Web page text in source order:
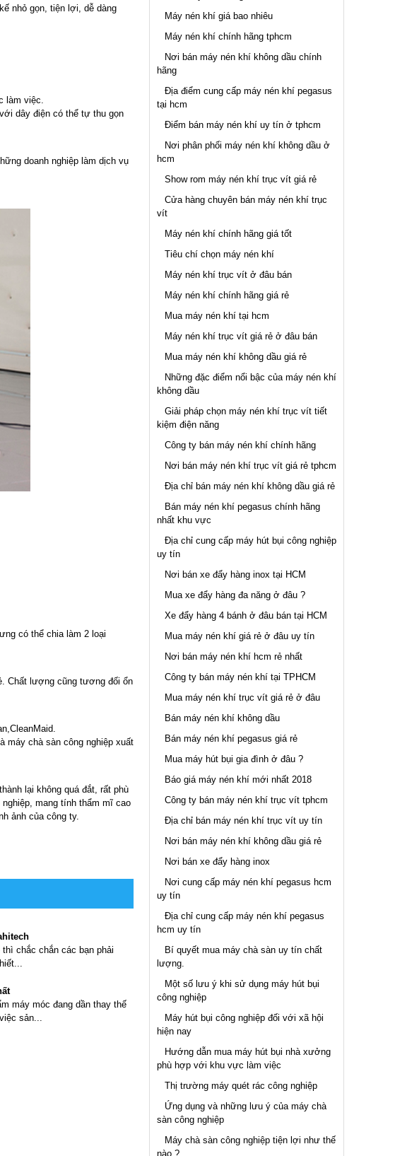
nhỏ gọn, tiện lợi, dễ dàng
làm việc.
dây điện có thể tự thu gọn
doanh nghiệp làm dịch vụ
có thể chia làm 2 loại
Chất lượng cũng tương đối ổn
máy chà sàn công nghiệp xuất
lại không quá đắt, rất phù
mang tính thẩm mĩ cao
ảnh của công ty.
chắc chắn các bạn phải
máy móc đang dần thay thế
sản...
Máy nén khí giá bao nhiêu
Máy nén khí chính hãng tphcm
Nơi bán máy nén khí không dầu chính
hãng
Địa điểm cung cấp máy nén khí pegasus
tại hcm
Điểm bán máy nén khí uy tín ở tphcm
Nơi phân phối máy nén khí không dầu ở
hcm
Show rom máy nén khí trục vít giá rẻ
Cửa hàng chuyên bán máy nén khí trục
vít
Máy nén khí chính hãng giá tốt
Tiêu chí chọn máy nén khí
Máy nén khí trục vít ở đâu bán
Máy nén khí chính hãng giá rẻ
Mua máy nén khí tại hcm
Máy nén khí trục vít giá rẻ ở đâu bán
Mua máy nén khí không dầu giá rẻ
Những đặc điểm nổi bậc của máy nén khí
không dầu
Giải pháp chọn máy nén khí trục vít tiết
kiệm điện năng
Công ty bán máy nén khí chính hãng
Nơi bán máy nén khí trục vít giá rẻ tphcm
Địa chỉ bán máy nén khí không dầu giá rẻ
Bán máy nén khí pegasus chính hãng
nhất khu vực
Địa chỉ cung cấp máy hút bụi công nghiệp
uy tín
Nơi bán xe đẩy hàng inox tại HCM
Mua xe đẩy hàng đa năng ở đâu ?
Xe đẩy hàng 4 bánh ở đâu bán tại HCM
Mua máy nén khí giá rẻ ở đâu uy tín
Nơi bán máy nén khí hcm rẻ nhất
Công ty bán máy nén khí tại TPHCM
Mua máy nén khí trục vít giá rẻ ở đâu
Bán máy nén khí không dầu
Bán máy nén khí pegasus giá rẻ
Mua máy hút bụi gia đình ở đâu ?
Báo giá máy nén khí mới nhất 2018
Công ty bán máy nén khí trục vít tphcm
Địa chỉ bán máy nén khí trục vít uy tín
Nơi bán máy nén khí không dầu giá rẻ
Nơi bán xe đẩy hàng inox
Nơi cung cấp máy nén khí pegasus hcm
uy tín
Địa chỉ cung cấp máy nén khí pegasus
hcm uy tín
Bí quyết mua máy chà sàn uy tín chất
lượng.
Một số lưu ý khi sử dụng máy hút bụi
công nghiệp
Máy hút bụi công nghiệp đối với xã hội
hiện nay
Hướng dẫn mua máy hút bụi nhà xưởng
phù hợp với khu vực làm việc
Thị trường máy quét rác công nghiệp
Ứng dụng và những lưu ý của máy chà
sàn công nghiệp
Máy chà sàn công nghiệp tiện lợi như thế
nào ?